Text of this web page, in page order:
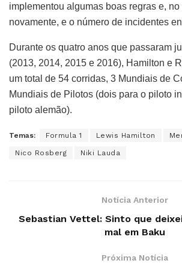
implementou algumas boas regras e, no
novamente, e o número de incidentes
Durante os quatro anos que passaram
(2013, 2014, 2015 e 2016), Hamilton e
um total de 54 corridas, 3 Mundiais de
Mundiais de Pilotos (dois para o piloto
piloto alemão).
Temas: Formula 1 Lewis Hamilton
Nico Rosberg Niki Lauda
Notícia Anterior
Sebastian Vettel: Sinto que
mal em Baku
Próxima Notícia